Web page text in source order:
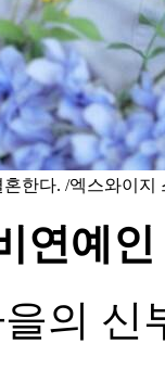
한다. /엑스와이지
연예
의 신